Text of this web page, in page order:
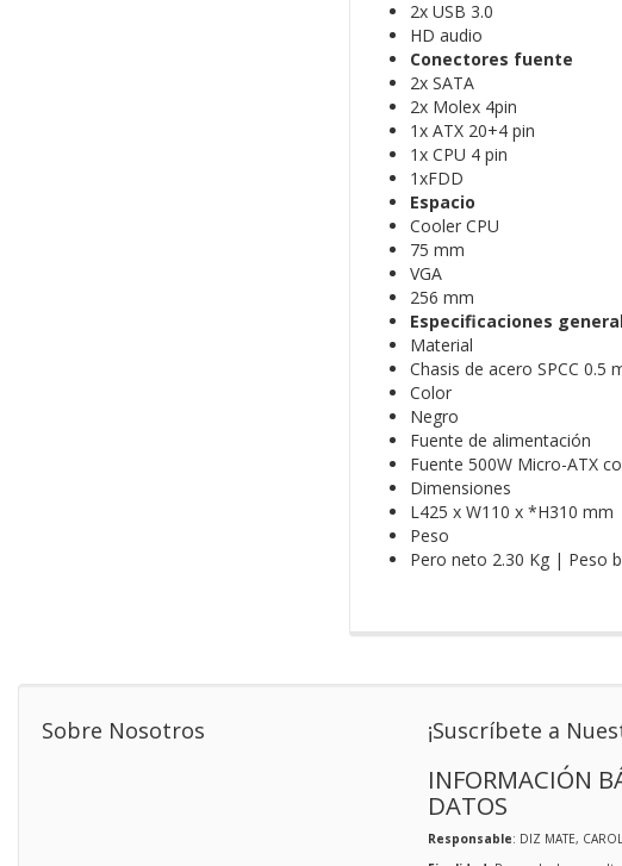
2x USB 3.0
HD audio
Conectores fuente
2x SATA
2x Molex 4pin
1x ATX 20+4 pin
1x CPU 4 pin
1xFDD
Espacio
Cooler CPU
75 mm
VGA
256 mm
Especificaciones
Material
Chasis de acero SPCC 0.5
Color
Negro
Fuente de alimentación
Fuente 500W Micro-ATX
Dimensiones
L425 x W110 x *H310 mm
Peso
Pero neto 2.30 Kg | Peso
Sobre Nosotros ¡Suscríbete a
INFORMACIÓN
DATOS
Responsable: DIZ MATE,